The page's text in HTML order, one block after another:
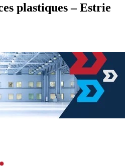
plastiques – Estrie